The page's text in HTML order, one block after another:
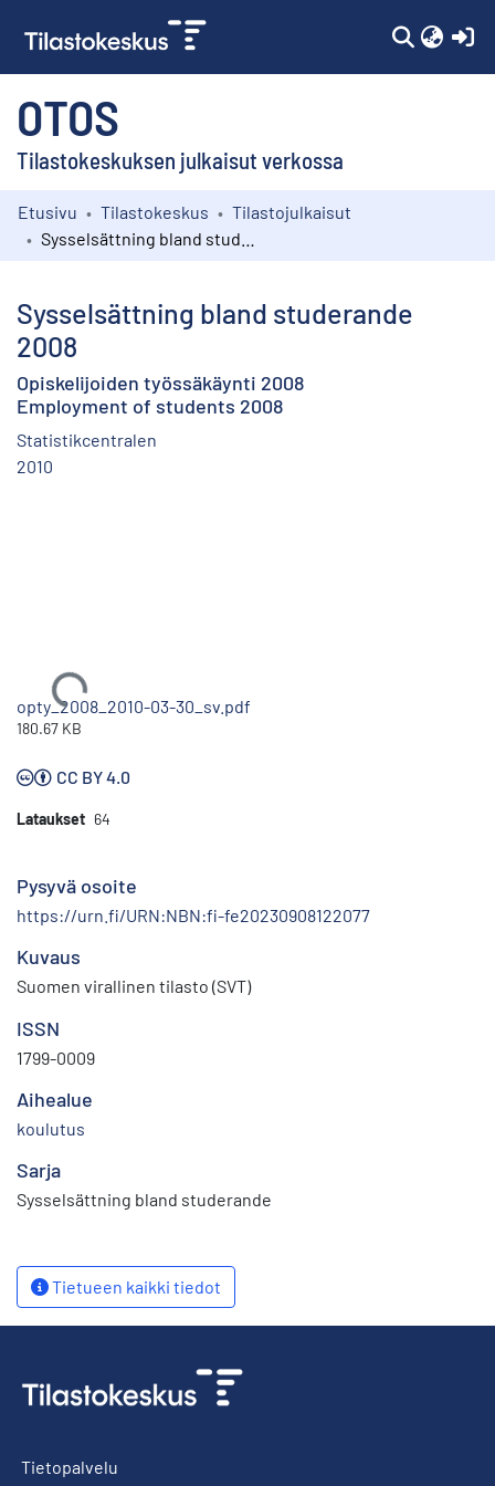
OTOS
Tilastokeskuksen julkaisut verkossa
Kokoelmat
Etusivu Tilastokeskus
Tilastojulkaisut
Sysselsättning bland studerande
2008
Opiskelijoiden työssäkäynti 2008
Employment of students 2008
Statistikcentralen
2010
Ladataan...
opty_2008_2010-03-30_sv.pdf
180.67 KB
CC BY 4.0
Lataukset 64
Pysyvä osoite
https://urn.fi/URN:NBN:fi-fe20230908122077
Kuvaus
Suomen virallinen tilasto (SVT)
ISSN
1799-0009
Aihealue
koulutus
Sarja
Sysselsättning bland studerande
Tietueen kaikki tiedot
Tietopalvelu